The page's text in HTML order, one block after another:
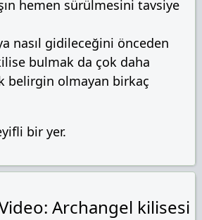
hemen sürülmesini tavsiye
nasıl gidileceğini önceden
bulmak da çok daha
belirgin olmayan birkaç
bir yer.
Archangel kilisesi